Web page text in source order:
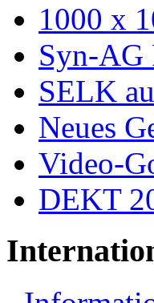
1000 x
Syn-AG
SELK
Neues
Video-
DEKT